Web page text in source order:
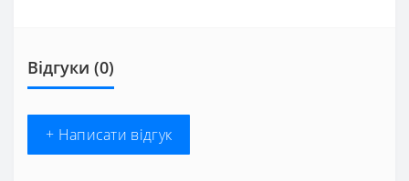
Відгуки (0)
+ Написати відгук